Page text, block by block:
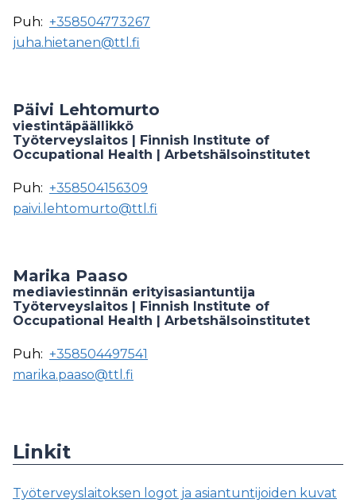
Puh: +358504773267
juha.hietanen@ttl.fi
Päivi Lehtomurto
viestintäpäällikkö
Työterveyslaitos | Finnish Institute of
Occupational Health | Arbetshälsoinstitutet
Puh: +358504156309
paivi.lehtomurto@ttl.fi
Marika Paaso
mediaviestinnän erityisasiantuntija
Työterveyslaitos | Finnish Institute of
Occupational Health | Arbetshälsoinstitutet
Puh: +358504497541
marika.paaso@ttl.fi
Linkit
Työterveyslaitoksen logot ja asiantuntijoiden kuvat